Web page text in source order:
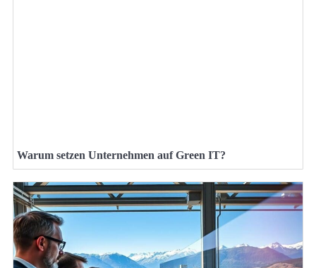
Warum setzen Unternehmen auf Green IT?